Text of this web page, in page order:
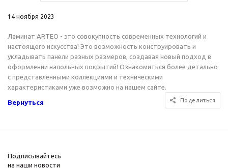
14 ноября 2023
Ламинат ARTEO - это совокупность современных технологий и
настоящего искусства! Это возможность конструировать и
укладывать панели разных размеров, создавая новый подход в
оформлении напольных покрытий! Ознакомиться более детально
с представленными коллекциями и техническими
характеристиками уже возможно на нашем сайте.
Вернуться Поделиться
Подписывайтесь
на наши новости